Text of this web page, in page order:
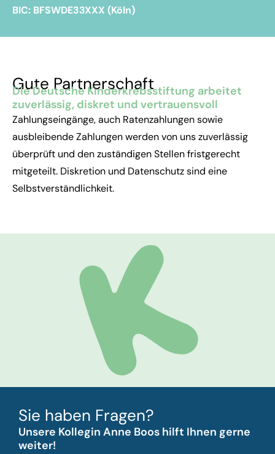
BIC: BFSWDE33XXX (Köln)
Gute Partnerschaft
Die Deutsche Kinderkrebsstiftung arbeitet
zuverlässig, diskret und vertrauensvoll
Zahlungseingänge, auch Ratenzahlungen sowie
ausbleibende Zahlungen werden von uns zuverlässig
überprüft und den zuständigen Stellen fristgerecht
mitgeteilt. Diskretion und Datenschutz sind eine
Selbstverständlichkeit.
Sie haben Fragen?
Unsere Kollegin Anne Boos hilft Ihnen gerne
weiter!